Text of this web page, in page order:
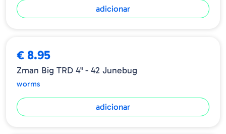
adicionar
€ 8.95
Zman Big TRD 4" - 42 Junebug
worms
adicionar